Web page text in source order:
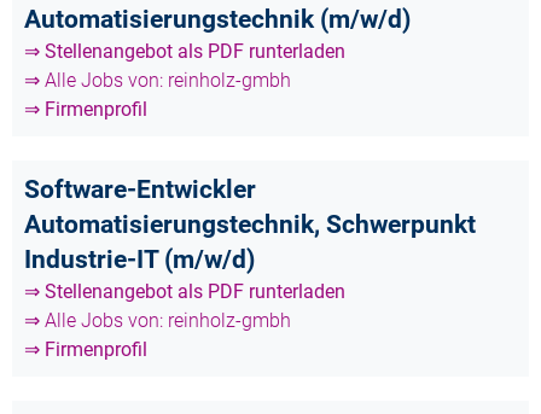
Automatisierungstechnik (m/w/d)
⇒ Stellenangebot als PDF runterladen
⇒ Alle Jobs von: reinholz-gmbh
⇒ Firmenprofil
Software-Entwickler
Automatisierungstechnik, Schwerpunkt
Industrie-IT (m/w/d)
⇒ Stellenangebot als PDF runterladen
⇒ Alle Jobs von: reinholz-gmbh
⇒ Firmenprofil